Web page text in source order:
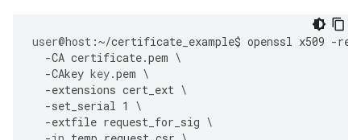
user@host :~/certificate_example$ openssl x509 -req
-CA certificate.pem \
-CAkey key.pem \
-extensions cert_ext \
-set_serial 1
\
-extfile request_for_sig \